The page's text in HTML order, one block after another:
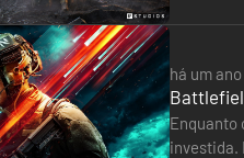
há um ano
Enquanto
investida.